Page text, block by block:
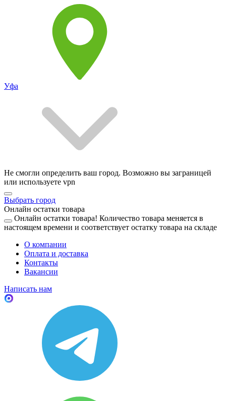
Уфа
Не смогли определить ваш город. Возможно вы заграницей
или используете vpn
Выбрать город
Онлайн остатки товара
Онлайн остатки товара! Количество товара меняется в
настоящем времени и соответствует остатку товара на складе
О компании
Оплата и доставка
Контакты
Вакансии
Написать нам